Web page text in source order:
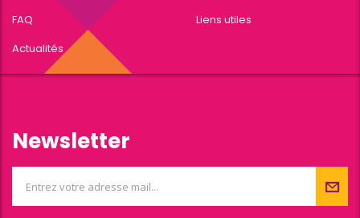
FAQ
Liens utiles
Actualités
Newsletter